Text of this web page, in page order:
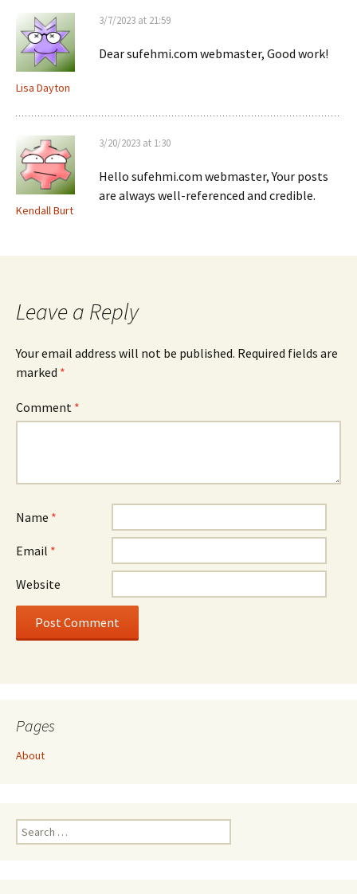
Lisa Dayton
3/7/2023 at 21:59
Dear sufehmi.com webmaster, Good work!
Kendall Burt
3/20/2023 at 1:30
Hello sufehmi.com webmaster, Your posts
are always well-referenced and credible.
Leave a Reply
Your email address will not be published. Required fields are
marked *
Comment *
Name *
Email *
Website
Pages
About
Search
for: